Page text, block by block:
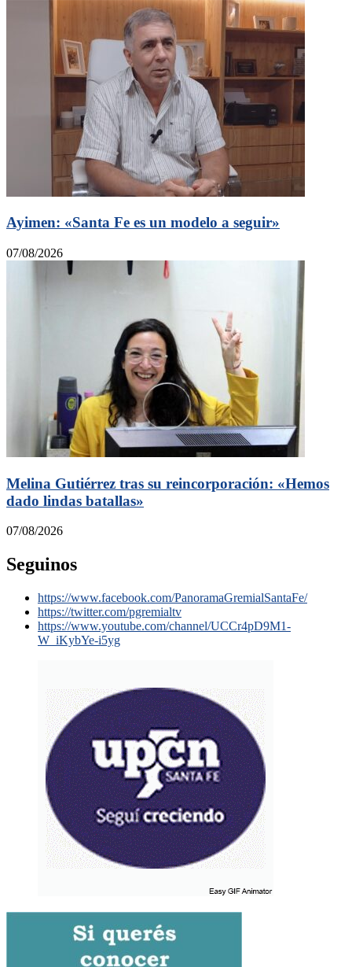
Ayimen: «Santa Fe es un modelo a seguir»
07/08/2026
Melina Gutiérrez tras su reincorporación: «Hemos
dado lindas batallas»
07/08/2026
Seguinos
https://www.facebook.com/PanoramaGremialSantaFe/
https://twitter.com/pgremialtv
https://www.youtube.com/channel/UCCr4pD9M1-
W_iKybYe-i5yg